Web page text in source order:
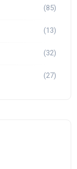
(85)
(13)
(32)
(27)